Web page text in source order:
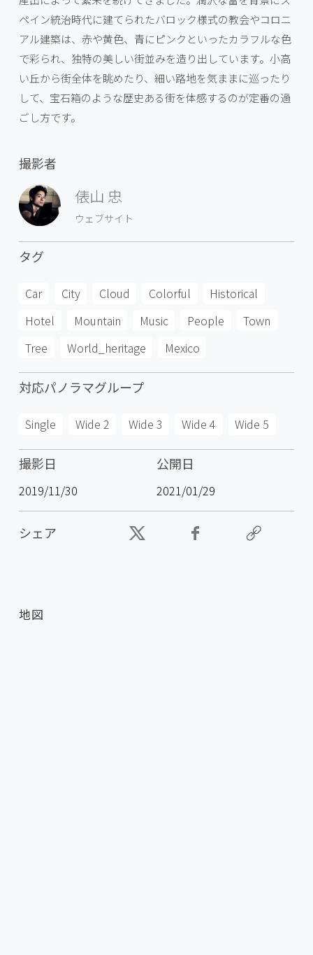
ペイン統治時代に建てられたバロック様式の教会やコロニ
アル建築は、赤や黄色、青にピンクといったカラフルな色
で彩られ、独特の美しい街並みを造り出しています。小高
い丘から街全体を眺めたり、細い路地を気ままに巡ったり
して、宝石箱のような歴史ある街を体感するのが定番の過
ごし方です。
撮影者
俵山 忠
ウェブサイト
タグ
Car City Cloud Colorful
Historical
Hotel
Mountain Music People
Town
Tree
World_heritage Mexico
対応パノラマグループ
Single Wide 2 Wide 3 Wide 4 Wide 5
撮影日
2019/11/30
公開日
2021/01/29
シェア
地図